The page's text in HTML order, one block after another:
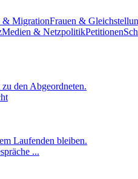
& MigrationFrauen &
Medien & NetzpolitikPetitionen
den Abgeordneten.
Laufenden bleiben.
...